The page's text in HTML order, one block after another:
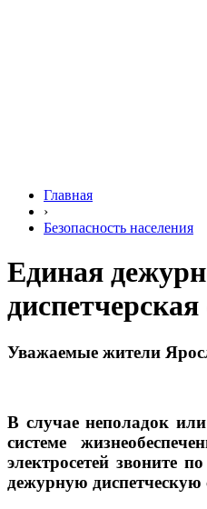
Главная
›
Безопасность населения
Единая
Уважаемые жители
В случае неполадок
системе
электросетей звоните
дежурную